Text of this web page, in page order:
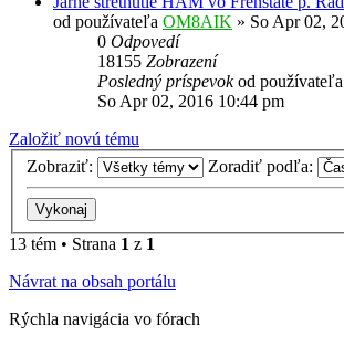
od používateľa OM8AIK » So Apr 02,
0 Odpovedí
18155 Zobrazení
Posledný príspevokod používateľa
So Apr 02, 2016 10:44 pm
Založiť novú tému
Zobraziť:
Zoradiť podľa:
13 tém • Strana 1 z 1
Návrat na obsah portálu
Rýchla navigácia vo fórach